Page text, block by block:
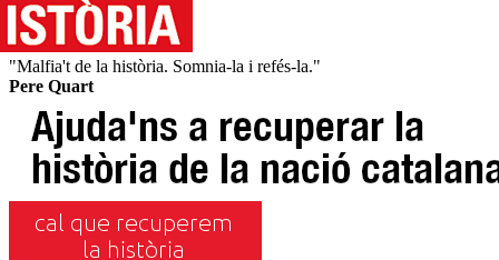
"Malfia't de la història. Somnia-la i refés-la."
Pere Quart